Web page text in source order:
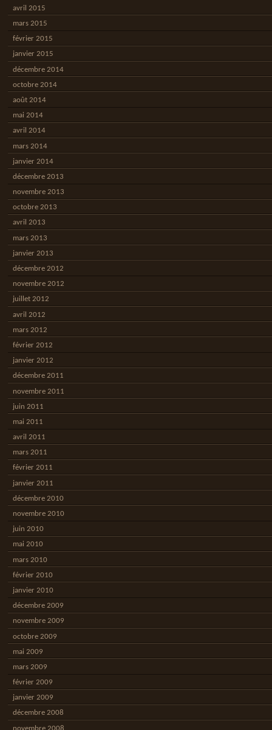
avril 2015
mars 2015
février 2015
janvier 2015
décembre 2014
octobre 2014
août 2014
mai 2014
avril 2014
mars 2014
janvier 2014
décembre 2013
novembre 2013
octobre 2013
avril 2013
mars 2013
janvier 2013
décembre 2012
novembre 2012
juillet 2012
avril 2012
mars 2012
février 2012
janvier 2012
décembre 2011
novembre 2011
juin 2011
mai 2011
avril 2011
mars 2011
février 2011
janvier 2011
décembre 2010
novembre 2010
juin 2010
mai 2010
mars 2010
février 2010
janvier 2010
décembre 2009
novembre 2009
octobre 2009
mai 2009
mars 2009
février 2009
janvier 2009
décembre 2008
novembre 2008